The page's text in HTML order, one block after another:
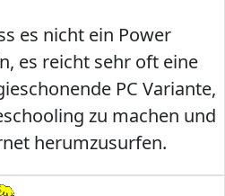
es nicht ein Power
es reicht sehr oft eine
PC Variante,
zu machen und
herumzusurfen.